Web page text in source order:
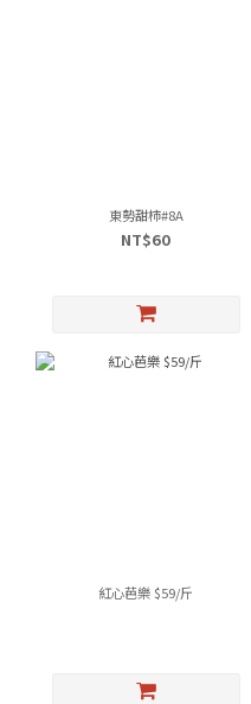
東勢甜柿#8A
NT$60
紅心芭樂 $59/斤